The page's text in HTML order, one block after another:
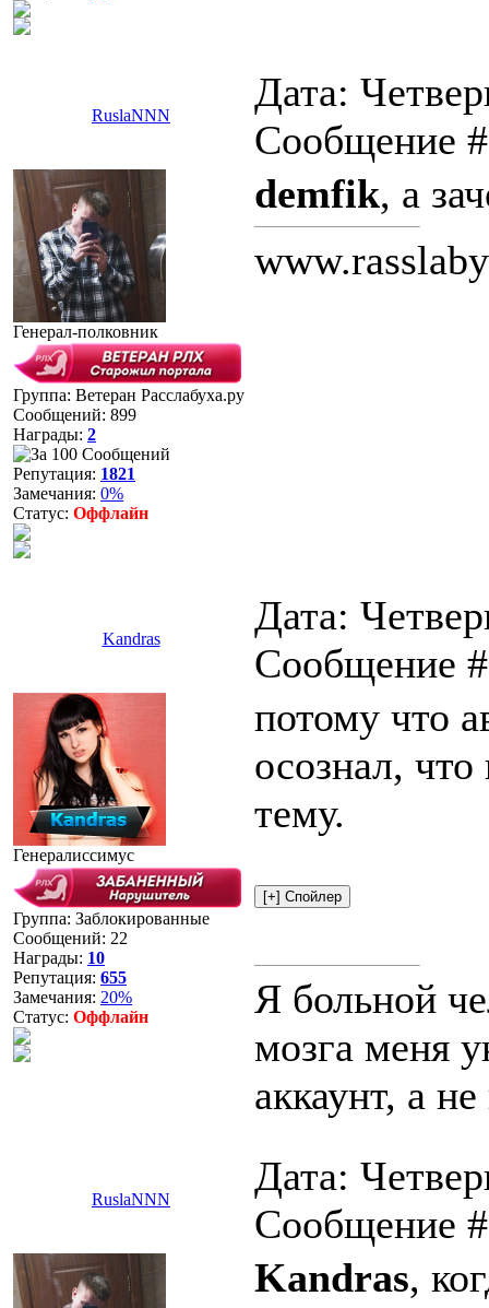
RuslaNNN
Дата:
Сообщение
Генерал-полковник
Группа: Ветеран Расслабуха.ру
Сообщений: 899
Награды: 2
Репутация: 1821
Замечания: 0%
Статус: Оффлайн
demfik, а
Kandras
Дата:
Сообщение
Генералиссимус
Группа: Заблокированные
Сообщений: 22
Награды: 10
Репутация: 655
Замечания: 20%
Статус: Оффлайн
потому что
осознал,
тему.
Я больной
мозга меня
аккаунт, а
RuslaNNN
Дата:
Сообщение
Kandras,